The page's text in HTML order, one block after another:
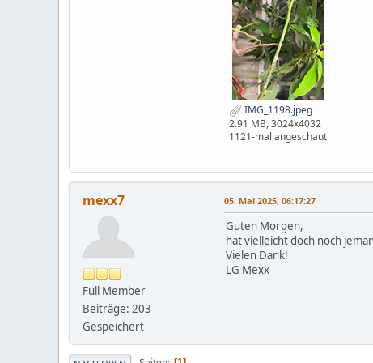
IMG_1198.jpeg
2.91 MB, 3024x4032
1121-mal angeschaut
mexx7
Full Member
Beiträge: 203
Gespeichert
05. Mai 2025, 06:17:27
Guten Morgen,
hat vielleicht doch noch
Vielen Dank!
LG Mexx